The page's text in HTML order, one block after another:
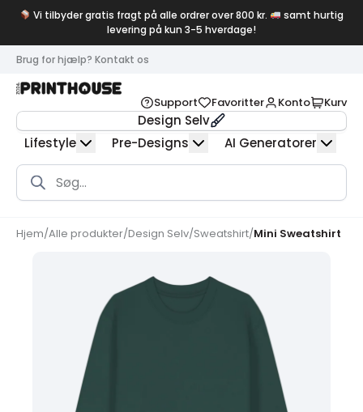
Vi tilbyder gratis fragt på alle ordrer over 800 kr.
samt hurtig
levering på kun 3-5 hverdage!
Brug for hjælp? Kontakt os
Support Favoritter Konto Kurv
Design Selv
Lifestyle
Pre-Designs AI Generatorer
Products
search
Hjem/Alle produkter/Design Selv/Sweatshirt/Mini Sweatshirt